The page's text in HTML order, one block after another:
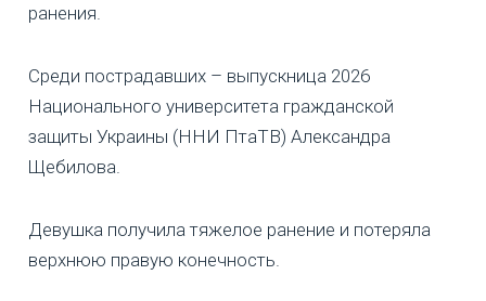
ранения.
Среди пострадавших – выпускница 2026
Национального университета гражданской
защиты Украины (ННИ ПтаТВ) Александра
Щебилова.
Девушка получила тяжелое ранение и потеряла
верхнюю правую конечность.